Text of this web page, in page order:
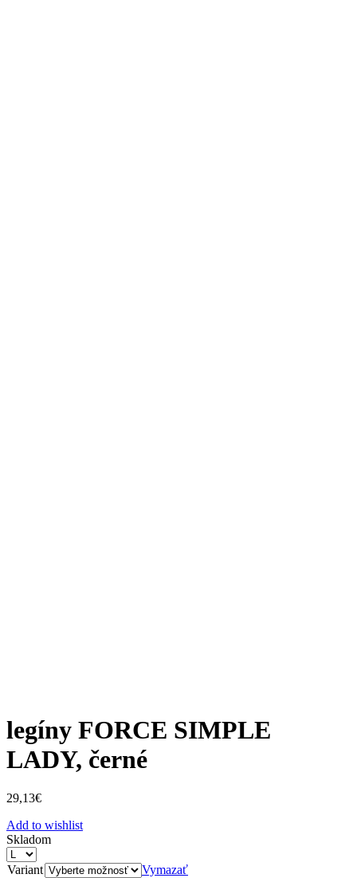
legíny FORCE SIMPLE
LADY, černé
29,13€
Add to wishlist
Skladom
Variant
Vymazať